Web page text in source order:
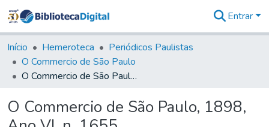
&
Coleções
Tudo na
Biblioteca
Estatísticas
Entrar
Início Hemeroteca
Periódicos Paulistas
O Commercio de São Paulo
O Commercio de São Paulo, 1898, Ano VI, n. 1655
O Commercio de São Paulo, 1898,